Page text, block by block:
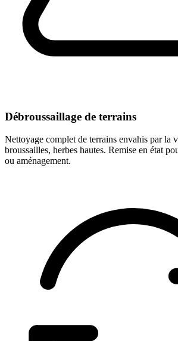
Débroussaillage de terrains
Nettoyage complet de terrains envahis par la
broussailles, herbes hautes. Remise en état
ou aménagement.